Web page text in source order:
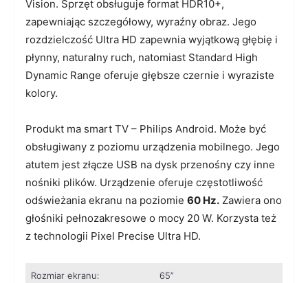
Vision. Sprzęt obsługuje format HDR10+,
zapewniając szczegółowy, wyraźny obraz. Jego
rozdzielczość Ultra HD zapewnia wyjątkową głębię i
płynny, naturalny ruch, natomiast Standard High
Dynamic Range oferuje głębsze czernie i wyraziste
kolory.
Produkt ma smart TV – Philips Android. Może być
obsługiwany z poziomu urządzenia mobilnego. Jego
atutem jest złącze USB na dysk przenośny czy inne
nośniki plików. Urządzenie oferuje częstotliwość
odświeżania ekranu na poziomie 60 Hz. Zawiera ono
głośniki pełnozakresowe o mocy 20 W. Korzysta też
z technologii Pixel Precise Ultra HD.
Rozmiar ekranu: 65”